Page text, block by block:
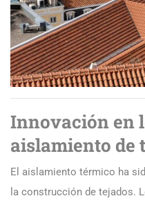
Innovación en
aislamiento de
El aislamiento térmico ha
la construcción de tejados.